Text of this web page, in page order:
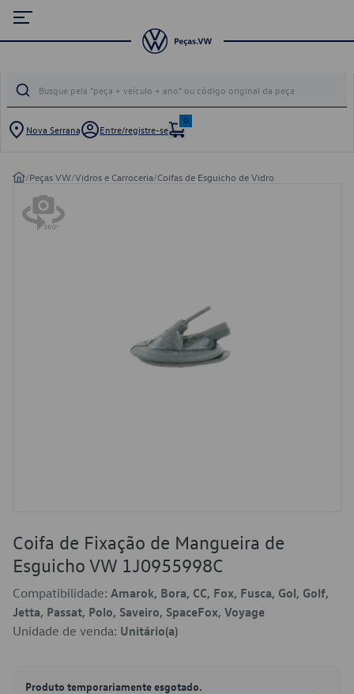
Nova Serrana Entre/registre-se
0
/Peças VW/Vidros e Carroceria/Coifas de Esguicho de Vidro
Coifa de Fixação de Mangueira de
Esguicho VW 1J0955998C
Compatibilidade: Amarok, Bora, CC, Fox, Fusca, Gol, Golf,
Jetta, Passat, Polo, Saveiro, SpaceFox, Voyage
Unidade de venda: Unitário(a)
Produto temporariamente esgotado.